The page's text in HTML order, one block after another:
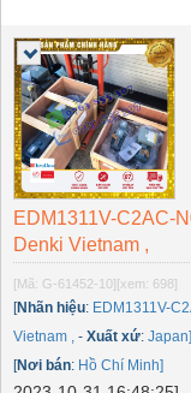
EDM1311V-C2AC-
Denki Vietnam ,
[Mã: G-61452-10][xem: 698]
[Nhãn hiệu: EDM1311V-
Vietnam ,
- Xuất xứ: Japan]
[Nơi bán: Hồ Chí Minh]